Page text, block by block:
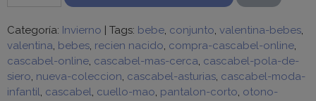
Categoría: Invierno | Tags: bebe conjunto valentina-bebes
valentina bebes recien nacido compra-cascabel-online
cascabel-online cascabel-mas-cerca cascabel-pola-de-
siero nueva-coleccion cascabel-asturias cascabel-moda-
infantil cascabel cuello-mao pantalon-corto otono-